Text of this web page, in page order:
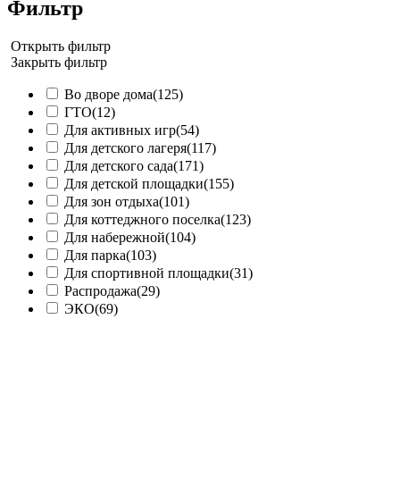
Фильтр
Открыть фильтр
Закрыть фильтр
Во дворе дома(125)
ГТО(12)
Для активных игр(54)
Для детского лагеря(117)
Для детского сада(171)
Для детской площадки(155)
Для зон отдыха(101)
Для коттеджного поселка(123)
Для набережной(104)
Для парка(103)
Для спортивной площадки(31)
Распродажа(29)
ЭКО(69)